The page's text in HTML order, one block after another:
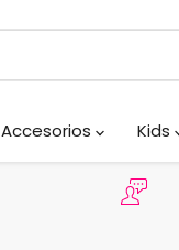
Accesorios Kids